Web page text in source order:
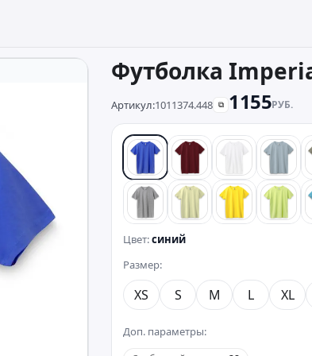
Футболка
Артикул:1011374.448 ⧉ 1155РУБ.
синий красный белый
серый лайм лимонный
Цвет:синий
Размер:
XS S M L XL
Доп. параметры: